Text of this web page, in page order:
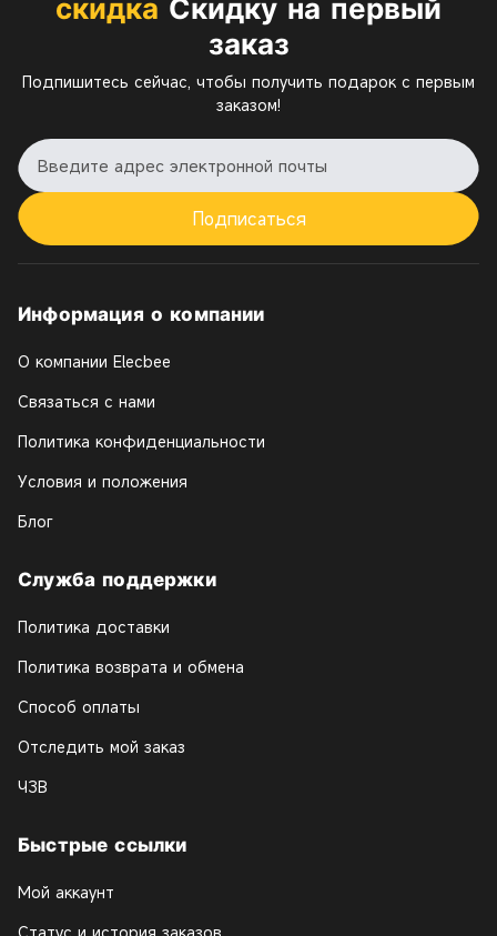
скидка Скидку на первый
заказ
Подпишитесь сейчас, чтобы получить подарок с первым
заказом!
Подписаться
Информация о компании
О компании Elecbee
Связаться с нами
Политика конфиденциальности
Условия и положения
Блог
Служба поддержки
Политика доставки
Политика возврата и обмена
Способ оплаты
Отследить мой заказ
ЧЗВ
Быстрые ссылки
Мой аккаунт